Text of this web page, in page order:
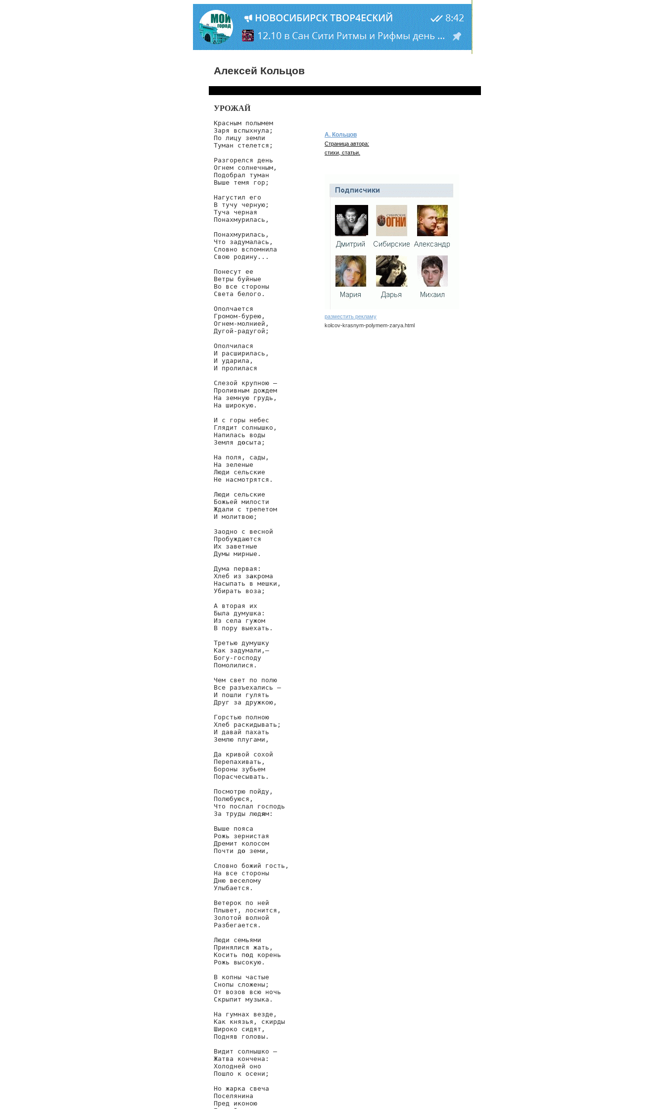
Алексей Кольцов
УРОЖАЙ
Красным полымем
Заря вспыхнула;
По лицу земли
Туман стелется;
Разгорелся день
Огнем солнечным,
Подобрал туман
Выше темя гор;
Нагустил его
В тучу черную;
Туча черная
Понахмурилась,
Понахмурилась,
Что задумалась,
Словно вспомнила
Свою родину...
Понесут ее
Ветры буйные
Во все стороны
Света белого.
Ополчается
Громом-бурею,
Огнем-молнией,
Дугой-радугой;
Ополчилася
И расширилась,
И ударила,
И пролилася
Слезой крупною —
Проливным дождем
На земную грудь,
На широкую.
И с горы небес
Глядит солнышко,
Напилась воды
Земля досыта;
На поля, сады,
На зеленые
Люди сельские
Не насмотрятся.
Люди сельские
Божьей милости
Ждали с трепетом
И молитвою;
Заодно с весной
Пробуждаются
Их заветные
Думы мирные.
Дума первая:
Хлеб из закрома
Насыпать в мешки,
Убирать воза;
А вторая их
Была думушка:
Из села гужом
В пору выехать.
Третью думушку
Как задумали,—
Богу-господу
Помолилися.
Чем свет по полю
Все разъехались —
И пошли гулять
Друг за дружкою,
Горстью полною
Хлеб раскидывать;
И давай пахать
Землю плугами,
Да кривой сохой
Перепахивать,
Бороны зубьем
Порасчесывать.
Посмотрю пойду,
Полюбуюся,
Что послал господь
За труды людям:
Выше пояса
Рожь зернистая
Дремит колосом
Почти до земи,
Словно божий гость,
На все стороны
Дню веселому
Улыбается.
Ветерок по ней
Плывет, лоснится,
Золотой волной
Разбегается.
Люди семьями
Принялися жать,
Косить под корень
Рожь высокую.
В копны частые
Снопы сложены;
От возов всю ночь
Скрыпит музыка.
На гумнах везде,
Как князья, скирды
Широко сидят,
Подняв головы.
Видит солнышко —
Жатва кончена:
Холодней оно
Пошло к осени;
Но жарка свеча
Поселянина
Пред иконою
А. Кольцов
Страница автора:
стихи, статьи.
разместить рекламу
kolcov-krasnym-polymem-zarya.html